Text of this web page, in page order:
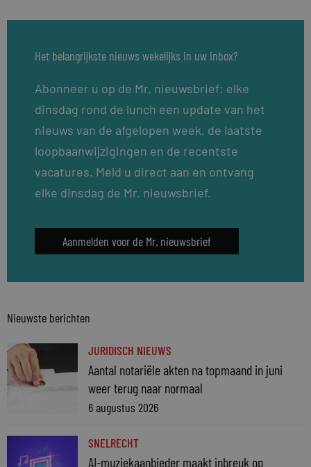
Het belangrijkste nieuws wekelijks in uw inbox?
Abonneer u op de Mr. nieuwsbrief: elke
dinsdag rond de lunch een update van het
nieuws van de afgelopen week, de laatste
loopbaanwijzigingen en de recentste
vacatures. Meld u direct aan en ontvang
elke dinsdag de Mr. nieuwsbrief.
Aanmelden voor de Mr. nieuwsbrief
Nieuwste berichten
JURIDISCH NIEUWS
Aantal notariële akten na topmaand in juni
weer terug naar normaal
6 augustus 2026
SNELRECHT
AI-muziekaanbieder maakt inbreuk op